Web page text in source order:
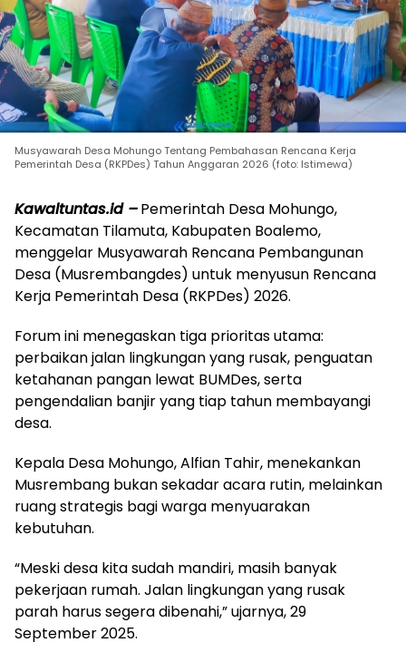
Musyawarah Desa Mohungo Tentang Pembahasan Rencana Kerja
Pemerintah Desa (RKPDes) Tahun Anggaran 2026 (foto: Istimewa)
Kawaltuntas.id –Pemerintah Desa Mohungo,
Kecamatan Tilamuta, Kabupaten Boalemo,
menggelar Musyawarah Rencana Pembangunan
Desa (Musrembangdes) untuk menyusun Rencana
Kerja Pemerintah Desa (RKPDes) 2026.
Forum ini menegaskan tiga prioritas utama:
perbaikan jalan lingkungan yang rusak, penguatan
ketahanan pangan lewat BUMDes, serta
pengendalian banjir yang tiap tahun membayangi
desa.
Kepala Desa Mohungo, Alfian Tahir, menekankan
Musrembang bukan sekadar acara rutin, melainkan
ruang strategis bagi warga menyuarakan
kebutuhan.
“Meski desa kita sudah mandiri, masih banyak
pekerjaan rumah. Jalan lingkungan yang rusak
parah harus segera dibenahi,” ujarnya, 29
September 2025.